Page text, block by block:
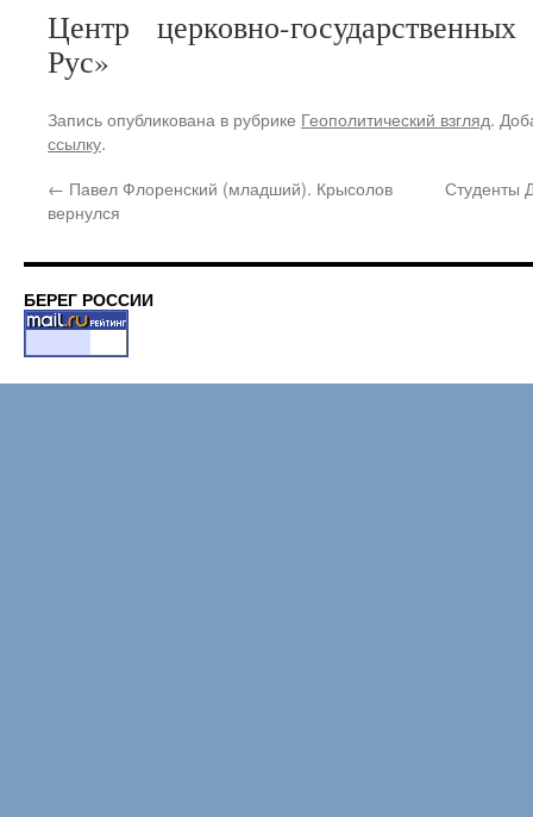
Центр церковно-
Рус»
Запись опубликована в рубрике Геополитический взгляд.
ссылку.
← Павел Флоренский (младший). Крысолов
вернулся
Студенты
БЕРЕГ РОССИИ